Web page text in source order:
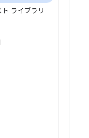
ライブラリ